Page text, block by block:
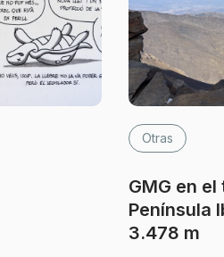
Otras
GMG en
Península
3.478 m